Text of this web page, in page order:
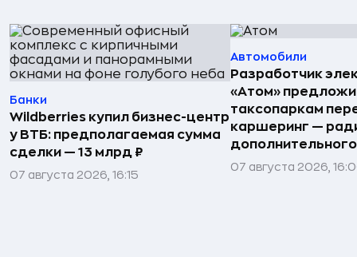
Банки
Wildberries купил бизнес-центр
у ВТБ: предполагаемая сумма
сделки — 13 млрд ₽
07 августа 2026, 16:15
Автомобили
Разработчик
«Атом»
таксопаркам
каршеринг —
07 августа 2026,